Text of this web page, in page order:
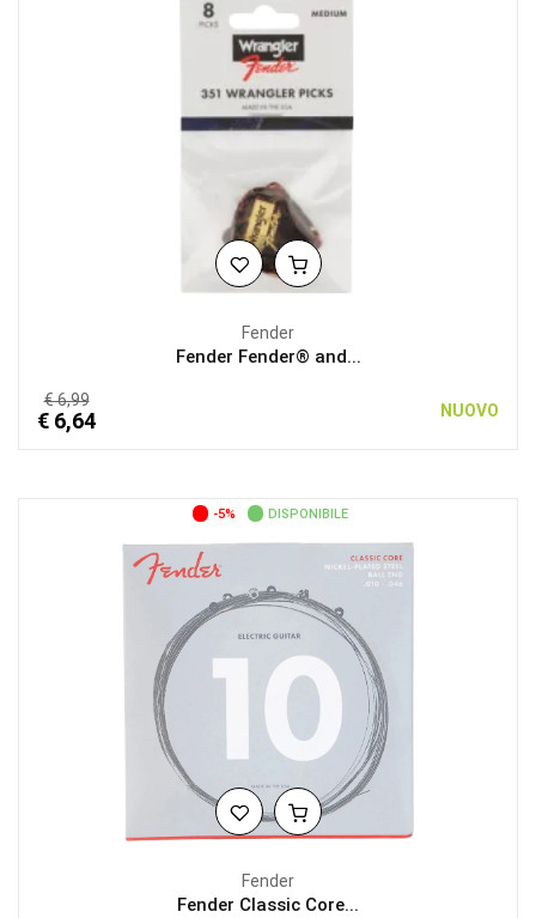
Fender
Fender Fender® and...
€ 6,99
€ 6,64 NUOVO
-5% DISPONIBILE
Fender
Fender Classic Core...